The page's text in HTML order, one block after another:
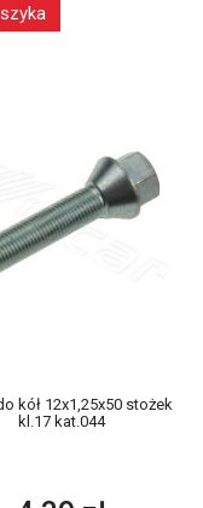
kół 12x1,25x50 stożek
kl.17 kat.044